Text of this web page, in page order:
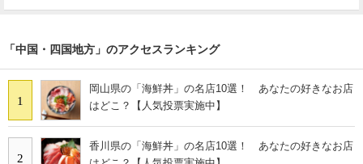
「中国・四国地方」のアクセスランキング
1
岡山県の「海鮮丼」の名店10選！ あなたの好きなお店
はどこ？【人気投票実施中】
2
香川県の「海鮮丼」の名店10選！ あなたの好きなお店